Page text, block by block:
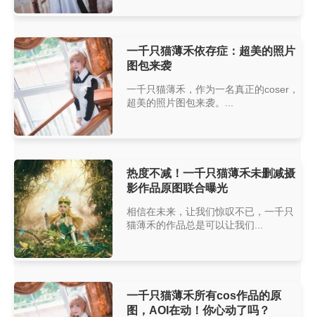
一千只猫薄禾依存症：超美的照片
图包来袭
一千只猫薄禾，作为一名真正的coser，
超美的照片图包来袭。...
热度不减！一千只猫薄禾未删减摄
影作品原图联合曝光
相信在未来，让我们惊叹不已，一千只
猫薄禾的作品总是可以让我们...
一千只猫薄禾所有cos作品的原
图，AOI在动！你心动了吗？